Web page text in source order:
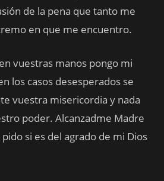
de la pena que tanto me
en que me encuentro.
vuestras manos pongo mi
los casos desesperados se
vuestra misericordia y nada
poder. Alcanzadme Madre
si es del agrado de mi Dios